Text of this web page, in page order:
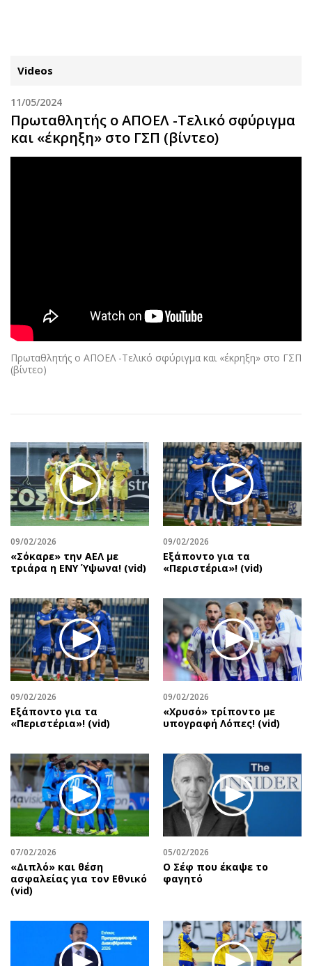
ΚΑΤΗΓΟΡΙΕΣ ΣΥΝΔΕΣΗ
Κύπρος
Αθλητισμός
Κύπρος
Ελλάδα
Οικονομία
Real Estate
Επιχειρήσεις
Αγορές
Money Review
AstroBank Properties
Trends
Ναυτιλία
Περιβάλλον
Ελλάδα
Κόσμος
Πολιτισμός
Σινεμά
Μουσική
Εικαστικά
Βιβλίο
Χειρόγραφα
Απόψεις
Geek
Νέα
Κινητά-tablets
Πολιτική
Οικονομία
Γενικά
Αναδρομές
Πρόσωπα
Περιβάλλον
Good Life
Showbiz
Ταξίδια
Συνταγές
Έξοδος
Εκπομπές
Wine routes
Uncut
Προσφορές
Προσωπικότητες στην ''Κ''
Επιστολές
Videos
11/05/2024
Πρωταθλητής ο ΑΠΟΕΛ -Τελικό σφύριγμα
και «έκρηξη» στο ΓΣΠ (βίντεο)
Πρωταθλητής ο ΑΠΟΕΛ -Τελικό σφύριγμα και «έκρηξη» στο ΓΣΠ
(βίντεο)
09/02/2026
«Σόκαρε» την ΑΕΛ με
τριάρα η ΕΝΥ Ύψωνα! (vid)
09/02/2026
Εξάποντο για τα
«Περιστέρια»! (vid)
09/02/2026
Εξάποντο για τα
«Περιστέρια»! (vid)
09/02/2026
«Χρυσό» τρίποντο με
υπογραφή Λόπες! (vid)
07/02/2026
«Διπλό» και θέση
ασφαλείας για τον Εθνικό
(vid)
05/02/2026
Ο Σέφ που έκαψε το
φαγητό